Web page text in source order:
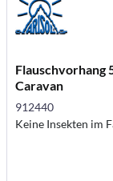
Flauschvorhang
Caravan
912440
Keine Insekten im